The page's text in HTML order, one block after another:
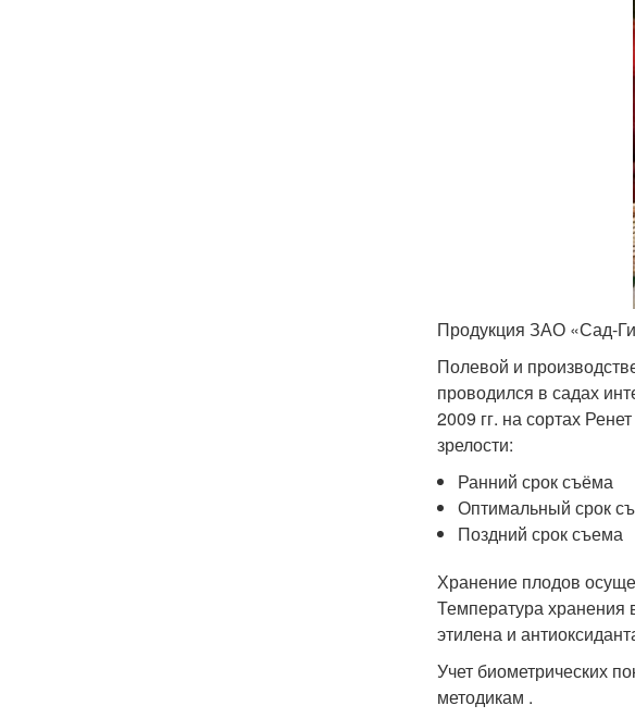
Продукция ЗАО «Сад-
Полевой и
проводился в садах
2009 гг. на сортах
зрелости:
Ранний срок съёма
Оптимальный срок
Поздний срок съема
Хранение плодов
Температура хранения
этилена и
Учет биометрических
методикам .